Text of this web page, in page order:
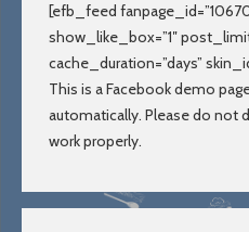
[efb_feed
show_like_box=”1″
cache_duration=”days”
This is a Facebook demo
automatically. Please do not
work properly.